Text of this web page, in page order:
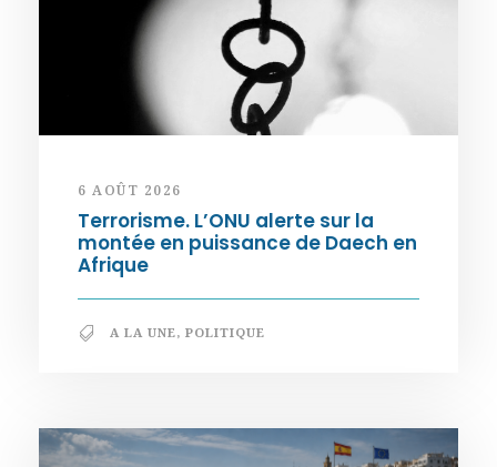
6 AOÛT 2026
Terrorisme. L’ONU alerte sur la
montée en puissance de Daech en
Afrique
A LA UNE, POLITIQUE